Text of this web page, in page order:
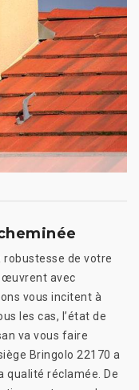
robustesse de votre
œuvrent avec
vous incitent à
les cas, l’état de
va vous faire
Bringolo 22170 a
qualité réclamée. De